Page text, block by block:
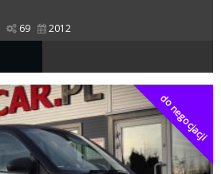
69 2012
do negocjacji